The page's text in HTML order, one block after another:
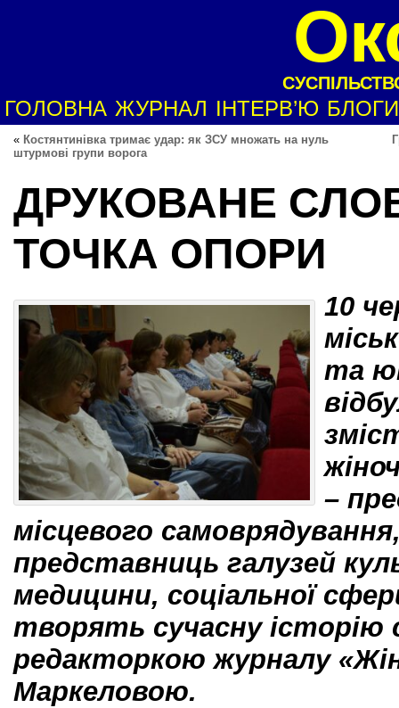
ГОЛОВНА ЖУРНАЛ ІНТЕРВ’Ю БЛОГИ
« Костянтинівка тримає удар: як ЗСУ множать на нуль
штурмові групи ворога
ДРУКОВАНЕ
ТОЧКА ОПОРИ
10
та
–
місцевого
представниць галузей
медицини, соціальної
творять сучасну історію
редакторкою журналу
Маркеловою.